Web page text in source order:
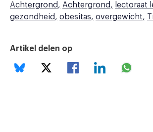
Achtergrond
Achtergrond
lectoraat
gezondheid
obesitas overgewicht
Artikel delen op